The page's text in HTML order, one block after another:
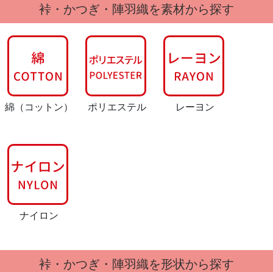
裃・かつぎ・陣羽織を素材から探す
綿 （コットン） ポリエステル レーヨン
ナイロン
裃・かつぎ・陣羽織を形状から探す